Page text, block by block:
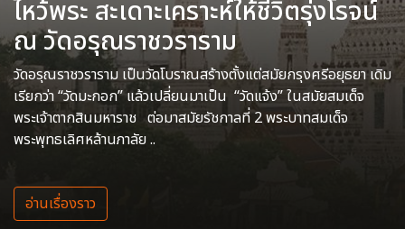
ไหว้พระ สะเดาะเคราะห์ให้ชีวิตรุ่งโรจน์
ณ วัดอรุณราชวราราม
วัดอรุณราชวราราม เป็นวัดโบราณสร้างตั้งแต่สมัยกรุงศรีอยุธยา เดิม
เรียกว่า “วัดมะกอก” แล้วเปลี่ยนมาเป็น “วัดแจ้ง” ในสมัยสมเด็จ
พระเจ้าตากสินมหาราช ต่อมาสมัยรัชกาลที่ 2 พระบาทสมเด็จ
พระพุทธเลิศหล้านภาลัย ..
อ่านเรื่องราว